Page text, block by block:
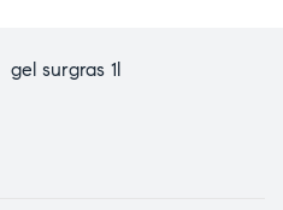
gel surgras 1l